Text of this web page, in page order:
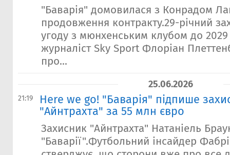
"Баварія" домовилася з Конрадом
продовження контракту.29-річний
угоду з мюнхенським клубом до
журналіст Sky Sport Флоріан
про...
25.06.2026
21:19
Here we go! "Баварія" підпише
"Айнтрахта" за 55 млн євро
Захисник "Айнтрахта" Натаніель
"Баварії".Футбольний інсайдер